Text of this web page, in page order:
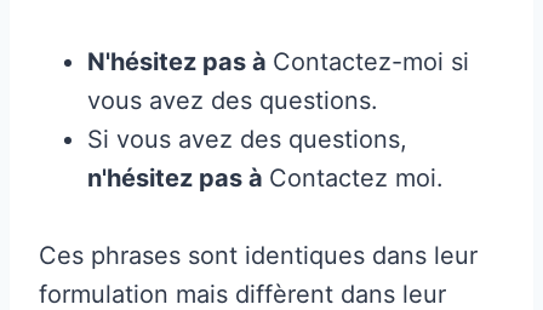
N'hésitez pas à Contactez-moi si
vous avez des questions.
Si vous avez des questions,
n'hésitez pas à Contactez moi.
Ces phrases sont identiques dans leur
formulation mais diffèrent dans leur